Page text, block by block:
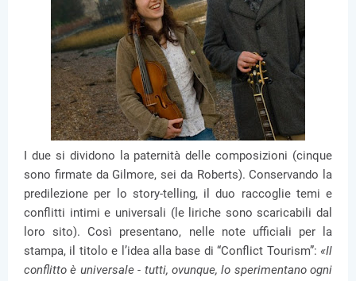
I due si dividono la paternità delle composizioni (cinque
sono firmate da Gilmore, sei da Roberts). Conservando la
predilezione per lo story-telling, il duo raccoglie temi e
conflitti intimi e universali (le liriche sono scaricabili dal
loro sito). Così presentano, nelle note ufficiali per la
stampa, il titolo e l’idea alla base di “Conflict Tourism”: «Il
conflitto è universale - tutti, ovunque, lo sperimentano ogni